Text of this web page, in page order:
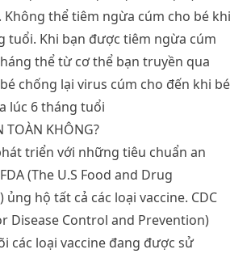
Không thể tiêm ngừa cúm cho bé khi
tuổi. Khi bạn được tiêm ngừa cúm
thể từ cơ thể bạn truyền qua
chống lại virus cúm cho đến khi bé
lúc 6 tháng tuổi
TOÀN KHÔNG?
triển với những tiêu chuẩn an
(The U.S Food and Drug
hộ tất cả các loại vaccine. CDC
Disease Control and Prevention)
các loại vaccine đang được sử